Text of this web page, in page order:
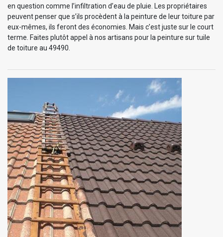
en question comme l’infiltration d’eau de pluie. Les propriétaires
peuvent penser que s’ils procèdent à la peinture de leur toiture par
eux-mêmes, ils feront des économies. Mais c’est juste sur le court
terme. Faites plutôt appel à nos artisans pour la peinture sur tuile
de toiture au 49490.